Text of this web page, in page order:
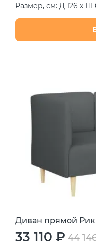
Размер, см: Д 126 х Ш
Диван прямой
33 110 ₽ 44